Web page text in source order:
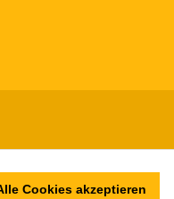
Cookies akzeptieren